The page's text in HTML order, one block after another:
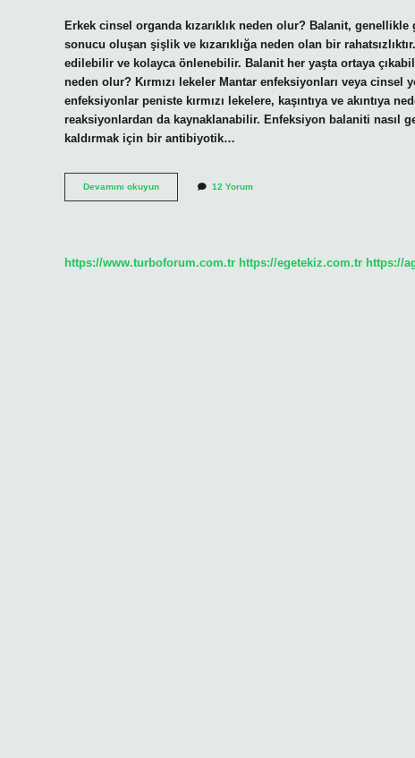
Erkek cinsel organda kızarıklık neden olur? Balanit,
sonucu oluşan şişlik ve kızarıklığa neden olan bir
edilebilir ve kolayca önlenebilir. Balanit her yaşta ortaya
neden olur? Kırmızı lekeler Mantar enfeksiyonları veya
enfeksiyonlar peniste kırmızı lekelere, kaşıntıya ve akıntıya
reaksiyonlardan da kaynaklanabilir. Enfeksiyon balaniti nasıl
kaldırmak için bir antibiyotik…
Devamını okuyunErkek
Cinsel
12 Yorum
https://www.turboforum.com.tr https://egetekiz.com.tr https://